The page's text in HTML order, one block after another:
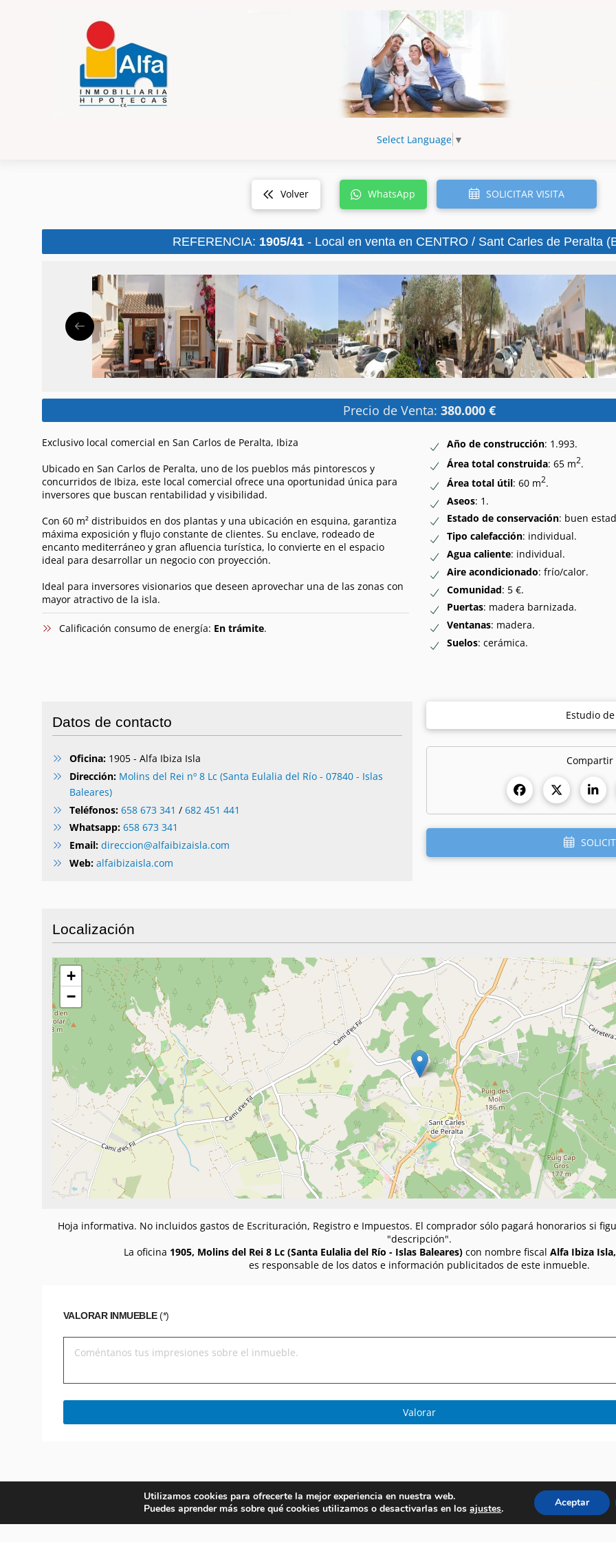
Select Language ▼
Volver WhatsApp SOLICITAR VISITA
REFERENCIA: 1905/41- Local en venta en CENTRO / Sant Carles de Peralta
Precio de Venta: 380.000 €
Exclusivo local comercial en San Carlos de Peralta, Ibiza
Ubicado en San Carlos de Peralta, uno de los pueblos más pintorescos y
concurridos de Ibiza, este local comercial ofrece una oportunidad única para
inversores que buscan rentabilidad y visibilidad.
Con 60 m² distribuidos en dos plantas y una ubicación en esquina, garantiza
máxima exposición y flujo constante de clientes. Su enclave, rodeado de
encanto mediterráneo y gran afluencia turística, lo convierte en el espacio
ideal para desarrollar un negocio con proyección.
Ideal para inversores visionarios que deseen aprovechar una de las zonas con
mayor atractivo de la isla.
Calificación consumo de energía: En trámite.
Año de construcción: 1.993.
Área total construida: 65 m2.
Área total útil: 60 m2.
Aseos: 1.
Estado de conservación: buen
Tipo calefacción: individual.
Agua caliente: individual.
Aire acondicionado: frío/calor.
Comunidad: 5 €.
Puertas: madera barnizada.
Ventanas: madera.
Suelos: cerámica.
Datos de contacto
Oficina: 1905 - Alfa Ibiza Isla
Dirección: Molins del Rei nº 8 Lc (Santa Eulalia del Río - 07840 - Islas
Baleares)
Teléfonos: 658 673 341 /682 451 441
Whatsapp: 658 673 341
Email: direccion@alfaibizaisla.com
Web: alfaibizaisla.com
Estudio
Compartir
Localización
+
−
Hoja informativa. No incluidos gastos de Escrituración, Registro e Impuestos. El comprador sólo pagará honorarios si
"descripción".
La oficina 1905, Molins del Rei 8 Lc (Santa Eulalia del Río - Islas Baleares) con nombre fiscal Alfa Ibiza
es responsable de los datos e información publicitados de este inmueble.
VALORAR INMUEBLE(*)
Valorar
Utilizamos cookies para ofrecerte la mejor experiencia en nuestra web.
Puedes aprender más sobre qué cookies utilizamos o desactivarlas en losajustes. Aceptar